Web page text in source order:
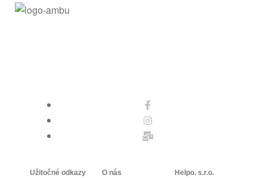
Užitočné odkazy O nás Helpo. s.r.o.